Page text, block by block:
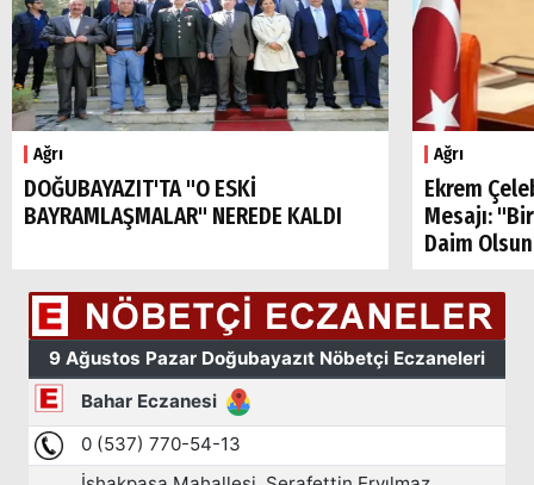
Ağrı
DOĞUBAYAZIT'TA "O ESKİ
BAYRAMLAŞMALAR" NEREDE KALDI
Ağrı
Ekrem
Mesajı:
Daim